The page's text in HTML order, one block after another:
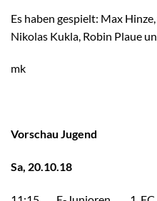
Es haben gespielt: Max
Nikolas Kukla, Robin Plaue
mk
Vorschau Jugend
Sa, 20.10.18